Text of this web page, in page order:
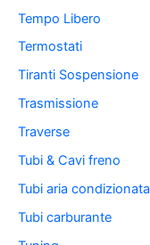
Tempo Libero
Termostati
Tiranti Sospensione
Trasmissione
Traverse
Tubi & Cavi freno
Tubi aria condizionata
Tubi carburante